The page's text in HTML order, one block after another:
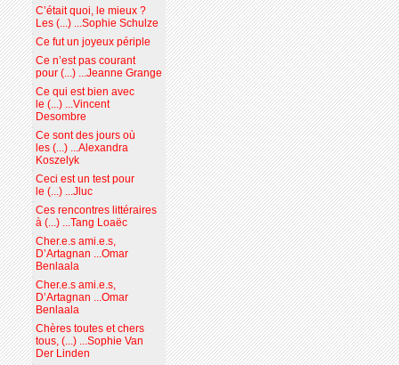
C’était quoi, le mieux ?
Les (...) ...Sophie Schulze
Ce fut un joyeux périple
Ce n’est pas courant
pour (...) ...Jeanne Grange
Ce qui est bien avec
le (...) ...Vincent
Desombre
Ce sont des jours où
les (...) ...Alexandra
Koszelyk
Ceci est un test pour
le (...) ...Jluc
Ces rencontres littéraires
à (...) ...Tang Loaëc
Cher.e.s ami.e.s,
D’Artagnan ...Omar
Benlaala
Cher.e.s ami.e.s,
D’Artagnan ...Omar
Benlaala
Chères toutes et chers
tous, (...) ...Sophie Van
Der Linden